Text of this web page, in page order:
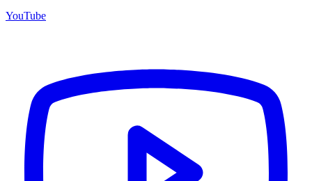
YouTube